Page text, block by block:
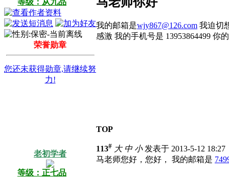
荣誉勋章
您还未获得勋章,请继续努
力!
我的邮箱是wjy867@126.com 我迫切
感激 我的手机号是 13953864499 你
TOP
老初学者
等级：正七品
113# 大 中 小发表于 2013-5-12 18:27
马老师您好，您好， 我的邮箱是